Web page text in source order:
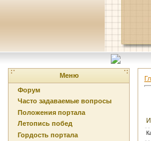
Меню
Форум
Часто задаваемые вопросы
Положения портала
Летопись побед
Гордость портала